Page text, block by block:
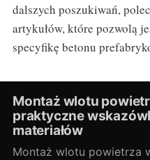
dalszych poszukiwań,
artykułów, które pozwolą
specyfikę betonu
Montaż wlotu
praktyczne
materiałów
Montaż wlotu powietrza